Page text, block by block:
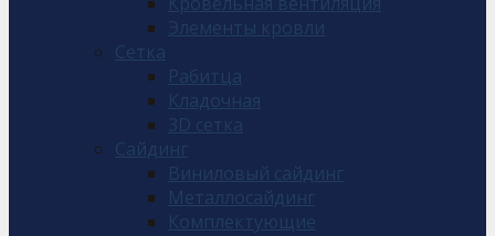
Элементы кровли
Сетка
Рабитца
Кладочная
3D сетка
Сайдинг
Виниловый сайдинг
Металлосайдинг
Комплектующие